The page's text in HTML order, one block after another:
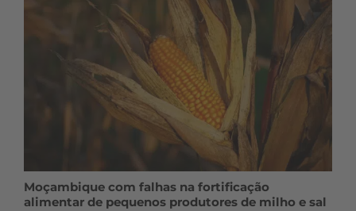
Moçambique com falhas na fortificação
alimentar de pequenos produtores de milho e sal